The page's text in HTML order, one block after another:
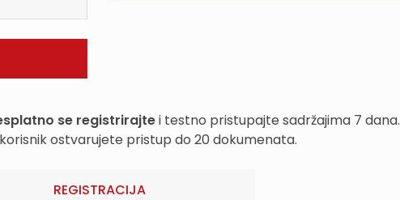
se registrirajtei testno pristupajte sadržajima 7 dana.
ostvarujete pristup do 20 dokumenata.
REGISTRACIJA